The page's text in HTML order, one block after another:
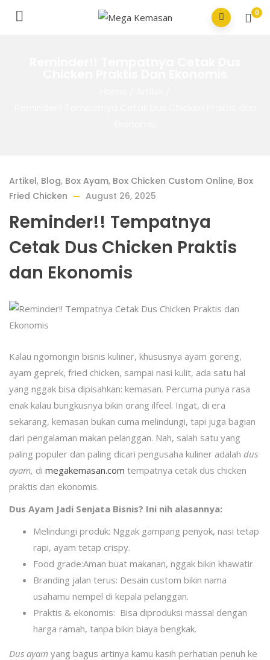
0
Artikel, Blog, Box Ayam, Box Chicken Custom Online, Box
Fried Chicken
August 26, 2025
Reminder!! Tempatnya
Cetak Dus Chicken Praktis
dan Ekonomis
Kalau ngomongin bisnis kuliner, khususnya ayam goreng,
ayam geprek, fried chicken, sampai nasi kulit, ada satu hal
yang nggak bisa dipisahkan: kemasan. Percuma punya rasa
enak kalau bungkusnya bikin orang ilfeel. Ingat, di era
sekarang, kemasan bukan cuma melindungi, tapi juga bagian
dari pengalaman makan pelanggan. Nah, salah satu yang
paling populer dan paling dicari pengusaha kuliner adalah dus
ayam, di megakemasan.com tempatnya cetak dus chicken
praktis dan ekonomis.
Dus Ayam Jadi Senjata Bisnis? Ini nih alasannya:
Melindungi produk: Nggak gampang penyok, nasi tetap
rapi, ayam tetap crispy.
Food grade:Aman buat makanan, nggak bikin khawatir.
Branding jalan terus: Desain custom bikin nama
usahamu nempel di kepala pelanggan.
Praktis & ekonomis: Bisa diproduksi massal dengan
harga ramah, tanpa bikin biaya bengkak.
Dus ayam yang bagus artinya kamu kasih perhatian penuh ke